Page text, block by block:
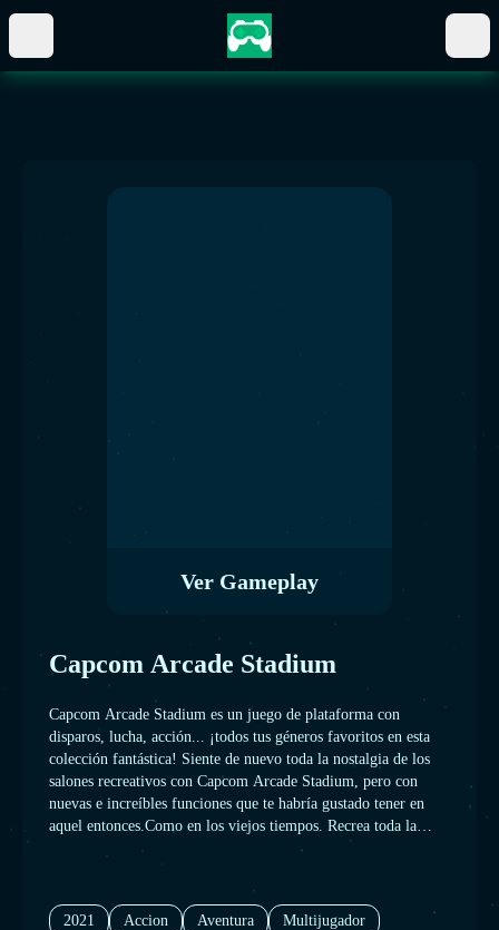
Ver Gameplay
Capcom Arcade Stadium
Capcom Arcade Stadium es un juego de plataforma con
disparos, lucha, acción... ¡todos tus géneros favoritos en esta
colección fantástica! Siente de nuevo toda la nostalgia de los
salones recreativos con Capcom Arcade Stadium, pero con
nuevas e increíbles funciones que te habría gustado tener en
aquel entonces.Como en los viejos tiempos. Recrea toda la
atmósfera de los salones recreativos con máquinas escaneadas
tu gusto con ajustes de pantalla totalmente personalizables y
revive la época dorada de las recreativas.
2021 Accion Aventura
Multijugador